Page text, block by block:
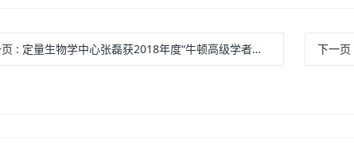
页 : 定量生物学中心张磊获2018年度“牛顿高级学者基金”资助 下一页